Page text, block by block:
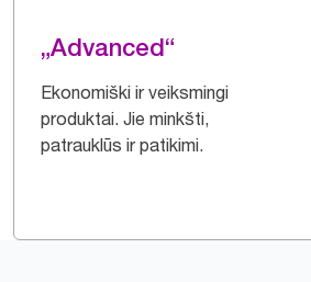
„Advanced“
Ekonomiški ir veiksmingi
produktai. Jie minkšti,
patrauklūs ir patikimi.